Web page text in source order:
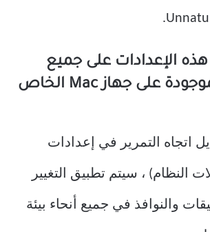
الإعدادات على جميع
التطبيقات الموجودة على جهاز Mac الخاص
اتجاه التمرير في إعدادات
النظام) ، سيتم تطبيق التغيير
والنوافذ في جميع أنحاء بيئة